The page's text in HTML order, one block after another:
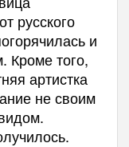
русского
и
Кроме того,
артистка
не своим